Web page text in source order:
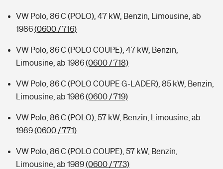
VW Polo, 86 C (POLO), 47 kW, Benzin, Limousine, ab
1986(0600 / 716)
VW Polo, 86 C (POLO COUPE), 47 kW, Benzin,
Limousine, ab 1986(0600 / 718)
VW Polo, 86 C (POLO COUPE G-LADER), 85 kW, Benzin,
Limousine, ab 1986(0600 / 719)
VW Polo, 86 C (POLO), 57 kW, Benzin, Limousine, ab
1989(0600 / 771)
VW Polo, 86 C (POLO COUPE), 57 kW, Benzin,
Limousine, ab 1989(0600 / 773)